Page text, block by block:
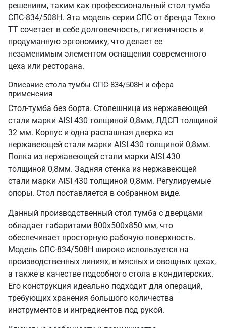
решениям, таким как профессиональный стол тумба
СПС-834/508Н. Эта модель серии СПС от бренда Техно
ТТ сочетает в себе долговечность, гигиеничность и
продуманную эргономику, что делает ее
незаменимым элементом оснащения современного
цеха или ресторана.
Описание стола тумбы СПС-834/508Н и сфера
применения
Стол-тумба без борта. Столешница из нержавеющей
стали марки AISI 430 толщиной 0,8мм, ЛДСП толщиной
32 мм. Корпус и одна распашная дверка из
нержавеющей стали марки AISI 430 толщиной 0,8мм.
Полка из нержавеющей стали марки AISI 430
толщиной 0,8мм. Задняя стенка из нержавеющей
стали марки AISI 430 толщиной 0,8мм. Регулируемые
опоры. Стол поставляется в собранном виде.
Данный производственный стол тумба с дверцами
обладает габаритами 800х500х850 мм, что
обеспечивает просторную рабочую поверхность.
Модель СПС-834/508Н широко используется на
производственных линиях, в мясных и овощных цехах,
а также в качестве подсобного стола в кондитерских.
Его конструкция идеально подходит для операций,
требующих хранения большого количества
инструментов и ингредиентов под рукой.